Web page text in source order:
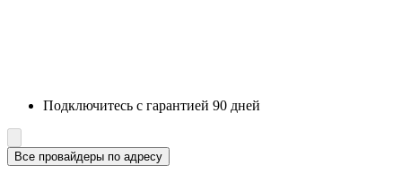
Подключитесь с гарантией 90 дней
Все провайдеры по адресу